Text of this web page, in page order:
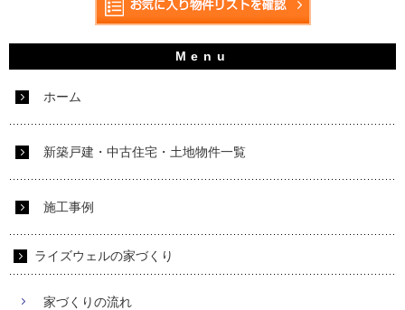
ホーム
新築戸建・中古住宅・土地物件一覧
施工事例
ライズウェルの家づくり
家づくりの流れ